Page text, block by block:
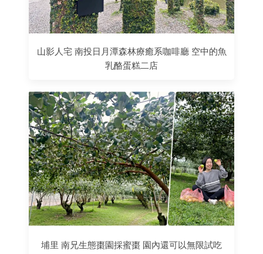
山影人宅 南投日月潭森林療癒系咖啡廳 空中的魚
乳酪蛋糕二店
埔里 南兄生態棗園採蜜棗 園內還可以無限試吃